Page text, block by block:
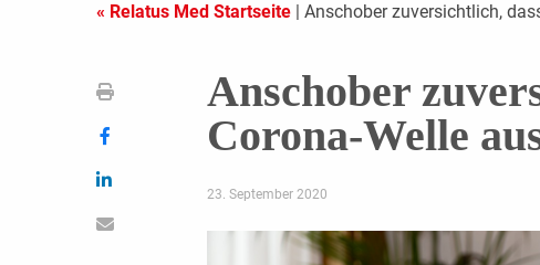
« Relatus Med Startseite | Anschober zuversichtlich,
Anschober
Corona-Welle
23. September 2020